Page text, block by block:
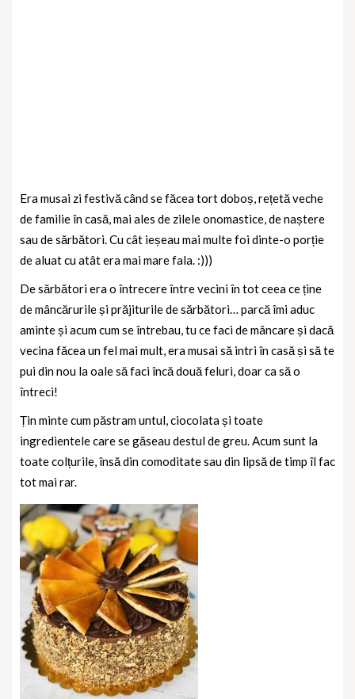
Era musai zi festivă când se făcea tort doboș, rețetă veche
de familie în casă, mai ales de zilele onomastice, de naștere
sau de sărbători. Cu cât ieșeau mai multe foi dinte-o porție
de aluat cu atât era mai mare fala. :)))
De sărbători era o întrecere între vecini în tot ceea ce ține
de mâncărurile și prăjiturile de sărbători… parcă îmi aduc
aminte și acum cum se întrebau, tu ce faci de mâncare și dacă
vecina făcea un fel mai mult, era musai să intri în casă și să te
pui din nou la oale să faci încă două feluri, doar ca să o
întreci!
Țin minte cum păstram untul, ciocolata și toate
ingredientele care se găseau destul de greu. Acum sunt la
toate colțurile, însă din comoditate sau din lipsă de timp îl fac
tot mai rar.